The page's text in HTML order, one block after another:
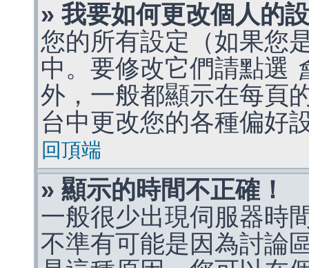
» 我要如何更改個人的
您的所有設定（如果您
中。要修改它們請點選
外，一般都顯示在每頁
台中更改您的各種偏好
回頂端
» 顯示的時間不正確！
一般很少出現伺服器時
不準有可能是因為討論